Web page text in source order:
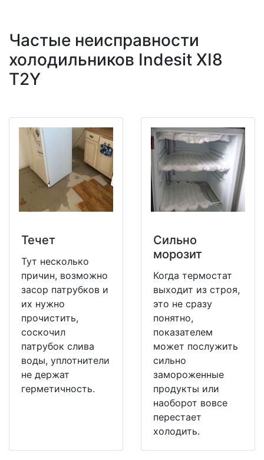
Частые неисправности
холодильников Indesit XI8
T2Y
Течет
Тут несколько
причин, возможно
засор патрубков и
их нужно
прочистить,
соскочил
патрубок слива
воды, уплотнители
не держат
герметичность.
Сильно
морозит
Когда термостат
выходит из строя,
это не сразу
понятно,
показателем
может послужить
сильно
замороженные
продукты или
наоборот вовсе
перестает
холодить.